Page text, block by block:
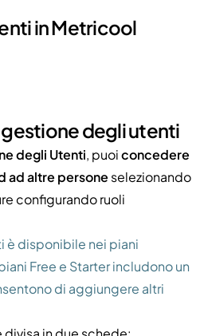
in Metricool
degli utenti
degli Utenti, puoiconcedere
ad altre persone selezionando
configurando ruoli
è disponibile nei piani
Free e Starter includono un
di aggiungere altri